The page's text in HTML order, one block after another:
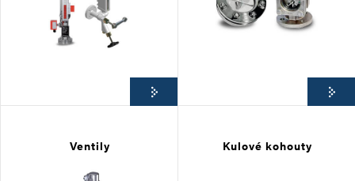
Ventily Kulové kohouty